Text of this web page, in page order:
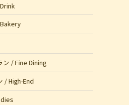
/ Fine Dining
/ High-End